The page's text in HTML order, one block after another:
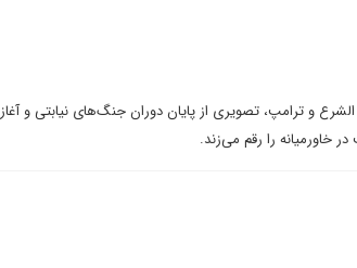
و ترامپ، تصویری از پایان دوران جنگ‌های نیابتی و آغاز
خاورمیانه را رقم می‌زند.